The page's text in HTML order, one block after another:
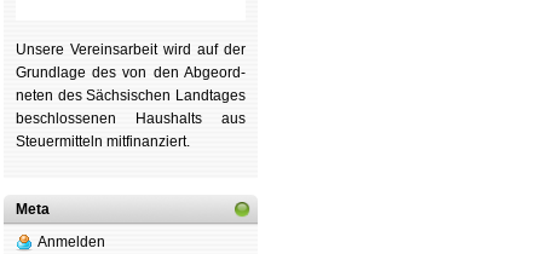
Unsere Ver­eins­ar­beit wird auf der
Grund­lage des von den Ab­ge­ord­
ne­ten des Säch­si­schen Land­tages
be­schlos­se­nen Haus­halts aus
Steu­er­mitteln mit­fi­nan­ziert.
Meta
Anmelden